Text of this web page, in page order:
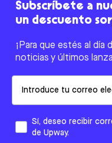
Subscríbete a
un descuento
¡Para que estés al
noticias y últimos
Sí, deseo recibir
de Upway.